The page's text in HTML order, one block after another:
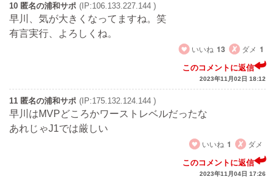
10 匿名の浦和サポ (IP:106.133.227.144 )
早川、気が大きくなってますね。笑
有言実行、よろしくね。
いいね 13 ダメ 1
このコメントに返信
2023年11月02日 18:12
11 匿名の浦和サポ (IP:175.132.124.144 )
早川はMVPどころかワーストレベルだったな
あれじゃJ1では厳しい
いいね 1 ダメ
このコメントに返信
2023年11月04日 17:26